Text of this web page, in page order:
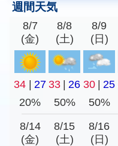
週間天気
8/7
(金)
8/8
(土)
8/9
(日)
34 | 27 33 | 26 30 | 25
20%
50% 50%
8/14
(金)
8/15
(土)
8/16
(日)